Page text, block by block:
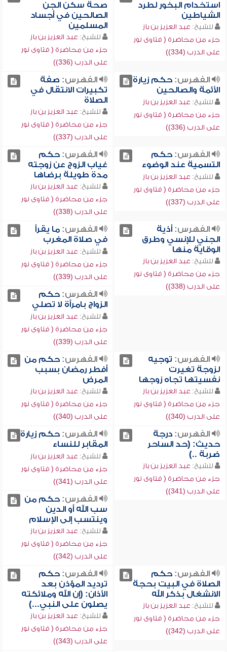
استخدام البخور لطرد
الشياطين
للشيخ: عبد العزيز بن باز
جزء من محاضرة ( فتاوى نور
على الدرب (334))
صحة سكن الجن
الصالحين في أجساد
المسلمين
للشيخ: عبد العزيز بن باز
جزء من محاضرة ( فتاوى نور
على الدرب (336))
الفهرس:حكم زيارة
الأئمة والصالحين
للشيخ: عبد العزيز بن باز
جزء من محاضرة ( فتاوى نور
على الدرب (336))
الفهرس: صفة
تكبيرات الانتقال في
الصلاة
للشيخ: عبد العزيز بن باز
جزء من محاضرة ( فتاوى نور
على الدرب (337))
الفهرس:حكم
التسمية عند الوضوء
للشيخ: عبد العزيز بن باز
جزء من محاضرة ( فتاوى نور
على الدرب (337))
الفهرس:حكم
غياب الزوج عن زوجته
مدة طويلة برضاها
للشيخ: عبد العزيز بن باز
جزء من محاضرة ( فتاوى نور
على الدرب (338))
الفهرس:أذية
الجني للإنسي وطرق
الوقاية منها
للشيخ: عبد العزيز بن باز
جزء من محاضرة ( فتاوى نور
على الدرب (338))
الفهرس:ما يقرأ
في صلاة المغرب
للشيخ: عبد العزيز بن باز
جزء من محاضرة ( فتاوى نور
على الدرب (339))
الفهرس:حكم
الزواج بامرأة لا تصلي
للشيخ: عبد العزيز بن باز
جزء من محاضرة ( فتاوى نور
على الدرب (339))
الفهرس: توجيه
لزوجة تغيرت
نفسيتها تجاه زوجها
للشيخ: عبد العزيز بن باز
جزء من محاضرة ( فتاوى نور
على الدرب (340))
الفهرس:حكم من
أفطر رمضان بسبب
المرض
للشيخ: عبد العزيز بن باز
جزء من محاضرة ( فتاوى نور
على الدرب (340))
الفهرس:درجة
حديث: (حد الساحر
ضربة ..)
للشيخ: عبد العزيز بن باز
جزء من محاضرة ( فتاوى نور
على الدرب (341))
الفهرس:حكم زيارة
المقابر للنساء
للشيخ: عبد العزيز بن باز
جزء من محاضرة ( فتاوى نور
على الدرب (341))
الفهرس:حكم من
سب الله أو الدين
وينتسب إلى الإسلام
للشيخ: عبد العزيز بن باز
جزء من محاضرة ( فتاوى نور
على الدرب (342))
الفهرس:حكم
الصلاة في البيت بحجة
الانشغال بذكر الله
للشيخ: عبد العزيز بن باز
جزء من محاضرة ( فتاوى نور
على الدرب (342))
الفهرس:حكم
ترديد المؤذن بعد
الأذان: (إن الله وملائكته
يصلون على النبي...)
للشيخ: عبد العزيز بن باز
جزء من محاضرة ( فتاوى نور
على الدرب (343))